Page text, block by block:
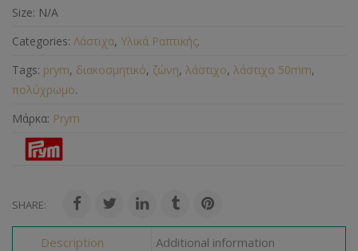
Size: N/A
Categories: Λάστιχα, Υλικά Ραπτικής.
Tags: prym, διακοσμητικό, ζώνη, λάστιχο, λάστιχο 50mm,
πολύχρωμο.
Μάρκα: Prym
SHARE:
Description Additional information